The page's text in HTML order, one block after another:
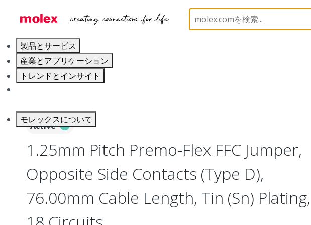
製品とサービス
産業とアプリケーション
トレンドとインサイト
モレックスについて
Flat-Flexible Cable (FFC) 15268 152680238
Active
1.25mm Pitch Premo-Flex FFC Jumper,
Opposite Side Contacts (Type D),
76.00mm Cable Length, Tin (Sn) Plating,